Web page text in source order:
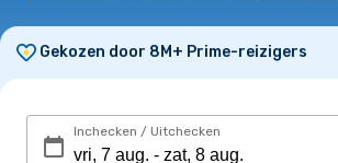
Gekozen door 8M+ Prime-reizigers
Inchecken / Uitchecken